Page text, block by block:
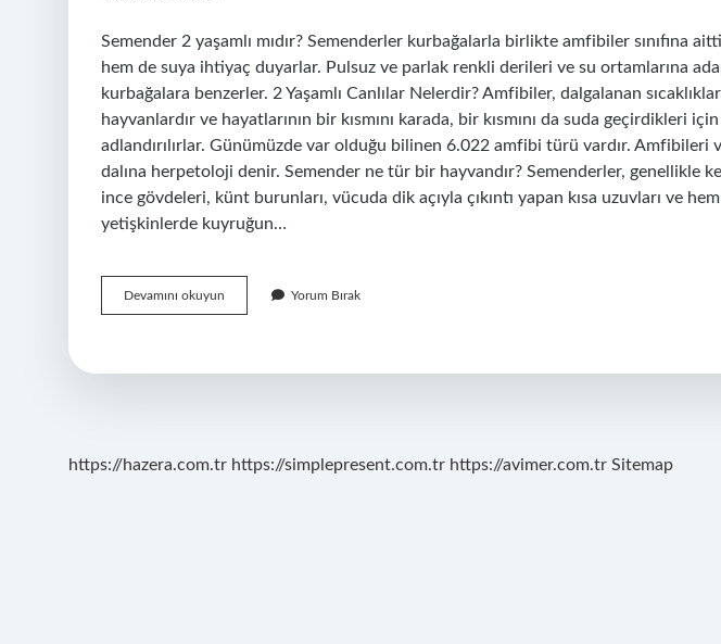
Semender 2 yaşamlı mıdır? Semenderler kurbağalarla birlikte amfibiler sınıfına
hem de suya ihtiyaç duyarlar. Pulsuz ve parlak renkli derileri ve su ortamlarına
kurbağalara benzerler. 2 Yaşamlı Canlılar Nelerdir? Amfibiler, dalgalanan
hayvanlardır ve hayatlarının bir kısmını karada, bir kısmını da suda geçirdikleri
adlandırılırlar. Günümüzde var olduğu bilinen 6.022 amfibi türü vardır. Amfibileri
dalına herpetoloji denir. Semender ne tür bir hayvandır? Semenderler, genellikle
ince gövdeleri, künt burunları, vücuda dik açıyla çıkıntı yapan kısa uzuvları ve
yetişkinlerde kuyruğun…
Devamını okuyun Semender
Iki
Mı
Yorum Bırak
https://hazera.com.tr https://simplepresent.com.tr https://avimer.com.tr Sitemap